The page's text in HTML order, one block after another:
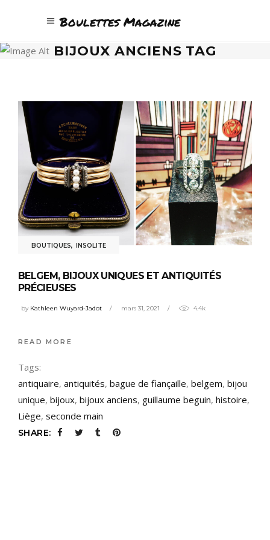
Boulettes Magazine
BIJOUX ANCIENS TAG
BOUTIQUES, INSOLITE
BELGEM, BIJOUX UNIQUES ET ANTIQUITÉS
PRÉCIEUSES
by Kathleen Wuyard-Jadot mars 31, 2021 4.4k
READ MORE
Tags:
antiquaire, antiquités, bague de fiançaille, belgem, bijou
unique, bijoux, bijoux anciens, guillaume beguin, histoire,
Liège, seconde main
SHARE: